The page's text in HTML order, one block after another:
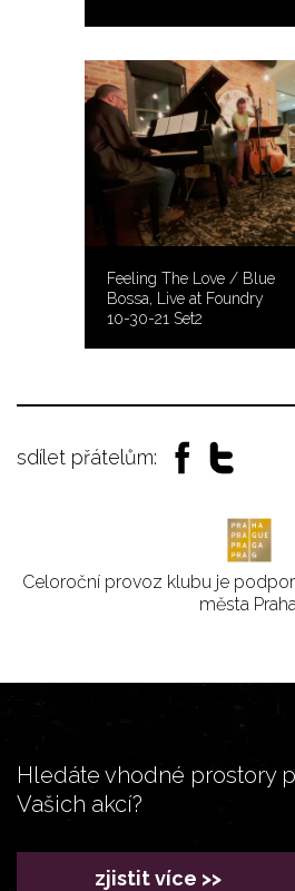
Feeling The Love / Blue
Bossa, Live at Foundry
10-30-21 Set2
sdílet přátelům:
Celoroční provoz klubu je
města
Hledáte vhodné prostory
Vašich akcí?
zjistit více >>